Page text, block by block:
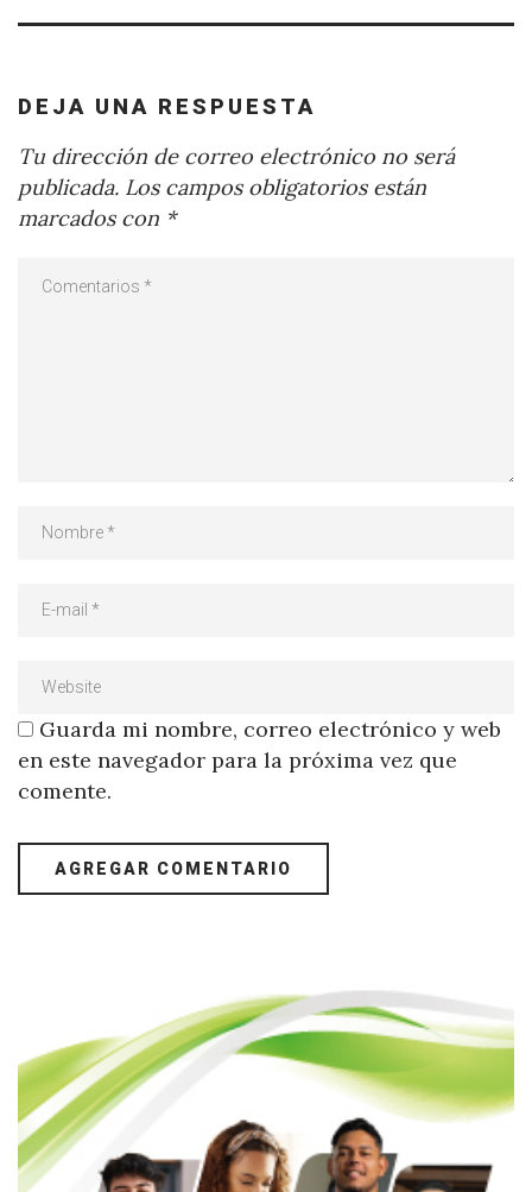
DEJA UNA RESPUESTA
Tu dirección de correo electrónico no será
publicada. Los campos obligatorios están
marcados con *
Guarda mi nombre, correo electrónico y web
en este navegador para la próxima vez que
comente.